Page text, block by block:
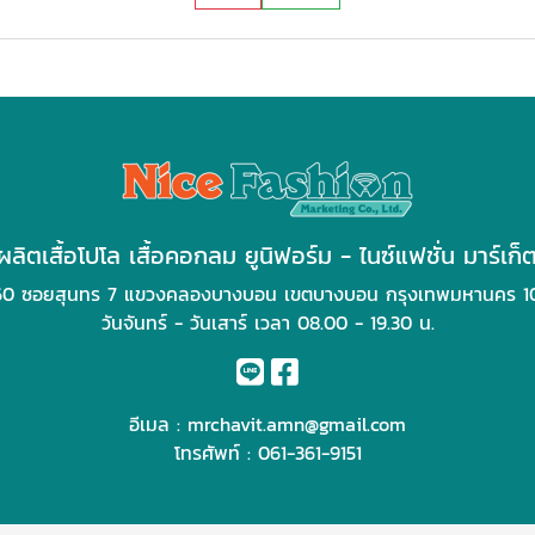
ลิตเสื้อโปโล เสื้อคอกลม ยูนิฟอร์ม - ไนซ์แฟชั่น มาร์เก็
ซอยสุนทร 7 แขวงคลองบางบอน เขตบางบอน กรุงเทพมหานคร
วันจันทร์ - วันเสาร์ เวลา 08.00 - 19.30 น.
อีเมล : mrchavit.amn@gmail.com
โทรศัพท์ : 061-361-9151